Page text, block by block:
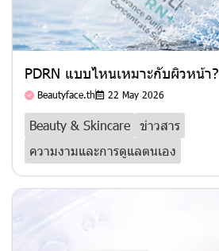
PDRN แบบไหนเหมาะกับผิวหน้า?
Beautyface.th 22 May 2026
Beauty & Skincare ข่าวสาร
ความงามและการดูแลตนเอง